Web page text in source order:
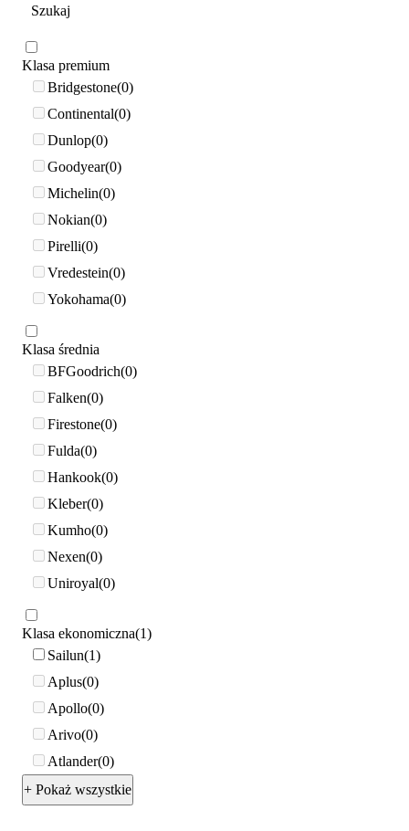
Klasa premium
Bridgestone 0
Continental 0
Dunlop 0
Goodyear 0
Michelin 0
Nokian 0
Pirelli 0
Vredestein 0
Yokohama 0
Klasa średnia
BFGoodrich 0
Falken 0
Firestone 0
Fulda 0
Hankook 0
Kleber 0
Kumho 0
Nexen 0
Uniroyal 0
Klasa ekonomiczna 1
Sailun 1
Aplus 0
Apollo 0
Arivo 0
Atlander 0
+ Pokaż wszystkie